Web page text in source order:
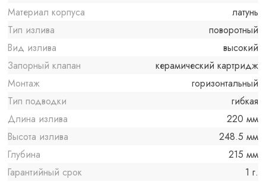
Материал корпуса
латунь
Тип излива
поворотный
Вид излива
высокий
Запорный клапан
керамический картридж
Монтаж
горизонтальный
Тип подводки
гибкая
Длина излива
220 мм
Высота излива
248.5 мм
Глубина
215 мм
Гарантийный срок
1 г.